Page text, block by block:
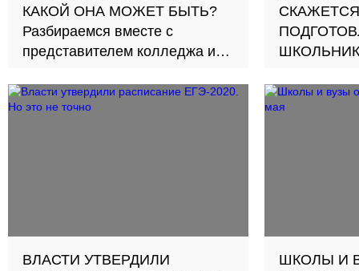
КАКОЙ ОНА МОЖЕТ БЫТЬ?
Разбираемся вместе с
представителем колледжа и
развития образования НИУ
ВШЭ
экспертами
ВЛАСТИ УТВЕРДИЛИ
ШКОЛЫ И